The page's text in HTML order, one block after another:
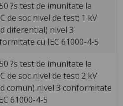
?s test de imunitate la
de soc nivel de test: 1 kV
diferential) nivel 3
cu IEC 61000-4-5
?s test de imunitate la
de soc nivel de test: 2 kV
comun) nivel 3 conformitate
61000-4-5